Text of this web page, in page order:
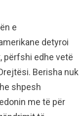
e
detyroi
përfshi edhe vetë
Berisha nuk
shpesh
me të për